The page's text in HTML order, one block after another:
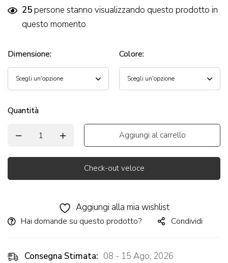
25persone stanno visualizzando questo prodotto in
questo momento
Dimensione: Colore:
Quantità
Aggiungi al carrello
Check-out veloce
Aggiungi alla mia wishlist
Hai domande su questo prodotto? Condividi
Consegna Stimata: 08 - 15 Ago, 2026